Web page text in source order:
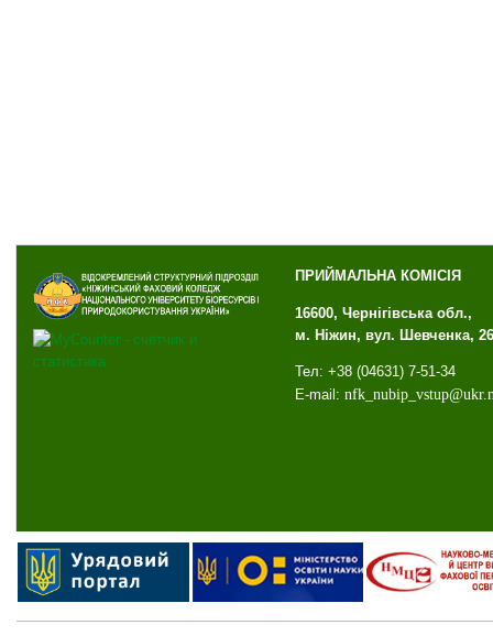
ПРИЙМАЛЬНА КОМІСІЯ
16600, Чернігівська обл.,
м. Ніжин, вул. Шевченка, 26
Тел: +38 (04631) 7-51-34
E-mail: nfk_ nubip_ vstup@ukr.